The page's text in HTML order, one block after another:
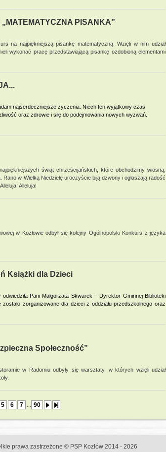
PISANKA”
na najpiękniejszą pisankę matematyczną. Wzięli w nim udział
wykonać pracę przedstawiającą pisankę ozdobioną elementami
najserdeczniejsze życzenia. Niech ten wyjątkowy czas
oraz zdrowie i siłę do podejmowania nowych wyzwań.
świąt chrześcijańskich, które obchodzimy wiosną,
w Wielką Niedzielę uroczyście biją dzwony i ogłaszają radość
Alleluja!
w Kozłowie odbył się kolejny Ogólnopolski Konkurs z języka
Książki dla Dzieci
Pani Małgorzata Skwarek – Dyrektor Gminnej Biblioteki
zorganizowane dla dzieci z oddziału przedszkolnego oraz
Społeczność”
w Radomiu odbyły się warsztaty, w których wzięli udział
5 6 7 ... 90
prawa zastrzeżone © PSP Kozłów 2014 - 2026